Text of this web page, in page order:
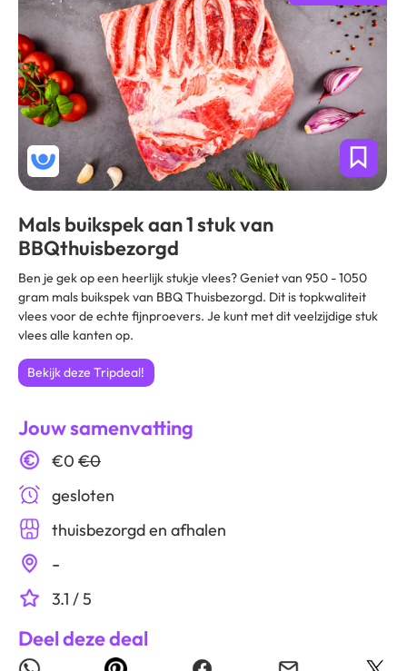
Mals buikspek aan 1 stuk van
BBQthuisbezorgd
Ben je gek op een heerlijk stukje vlees? Geniet van 950 - 1050
gram mals buikspek van BBQ Thuisbezorgd. Dit is topkwaliteit
vlees voor de echte fijnproevers. Je kunt met dit veelzijdige stuk
vlees alle kanten op.
Bekijk deze Tripdeal!
Jouw samenvatting
€0 €0
gesloten
thuisbezorgd en afhalen
-
3.1 / 5
Deel deze deal